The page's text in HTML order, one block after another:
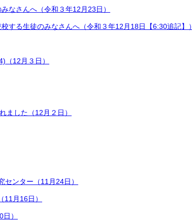
なさんへ（令和３年12月23日）
する生徒のみなさんへ（令和３年12月18日【6:30追記】）
（12月３日）
ました（12月２日）
センター（11月24日）
11月16日）
）